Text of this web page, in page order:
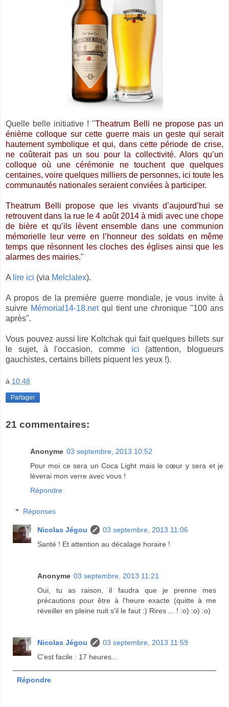
Quelle belle initiative ! "Theatrum Belli ne propose pas un
énième colloque sur cette guerre mais un geste qui serait
hautement symbolique et qui, dans cette période de crise,
ne coûterait pas un sou pour la collectivité. Alors qu’un
colloque où une cérémonie ne touchent que quelques
centaines, voire quelques milliers de personnes, ici toute les
communautés nationales seraient conviées à participer.
Theatrum Belli propose que les vivants d’aujourd’hui se
retrouvent dans la rue le 4 août 2014 à midi avec une chope
de bière et qu’ils lèvent ensemble dans une communion
mémorielle leur verre en l’honneur des soldats en même
temps que résonnent les cloches des églises ainsi que les
alarmes des mairies."
A lire ici (via Melclalex).
A propos de la première guerre mondiale, je vous invite à
suivre Mémorial14-18.netqui tient une chronique "100 ans
après".
Vous pouvez aussi lire Koltchak qui fait quelques billets sur
le sujet, à l'occasion, comme ici (attention, blogueurs
gauchistes, certains billets piquent les yeux !).
à 10:48
Partager
21 commentaires:
Anonyme 03 septembre, 2013 10:52
Pour moi ce sera un Coca Light mais le cœur y sera et je
lèverai mon verre avec vous !
Répondre
Réponses
Nicolas Jégou
03 septembre, 2013 11:06
Santé ! Et attention au décalage horaire !
Anonyme 03 septembre, 2013 11:21
Oui, tu as raison, il faudra que je prenne mes
précautions pour être à l'heure exacte (quitte à me
réveiller en pleine nuit s'il le faut :) Rires ... ! :o) :o) :o)
Nicolas Jégou
03 septembre, 2013 11:59
C'est facile : 17 heures...
Répondre